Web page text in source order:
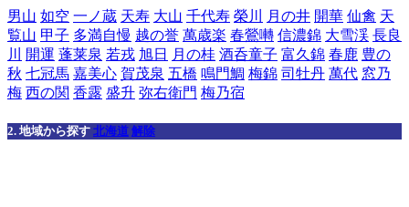
男山 如空 一ノ蔵 天寿 大山 千代寿 榮川 月の井 開華 仙禽 天
覧山 甲子 多満自慢 越の誉 萬歳楽 春鶯囀 信濃錦 大雪渓 長良
川
開運 蓬莱泉 若戎 旭日 月の桂 酒呑童子 富久錦 春鹿 豊の
秋 七冠馬 嘉美心 賀茂泉 五橋 鳴門鯛 梅錦 司牡丹 萬代 窓乃
梅 西の関 香露 盛升 弥右衛門 梅乃宿
2. 地域から探す 北海道 解除